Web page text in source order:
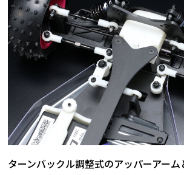
ターンバックル調整式のアッパーアー